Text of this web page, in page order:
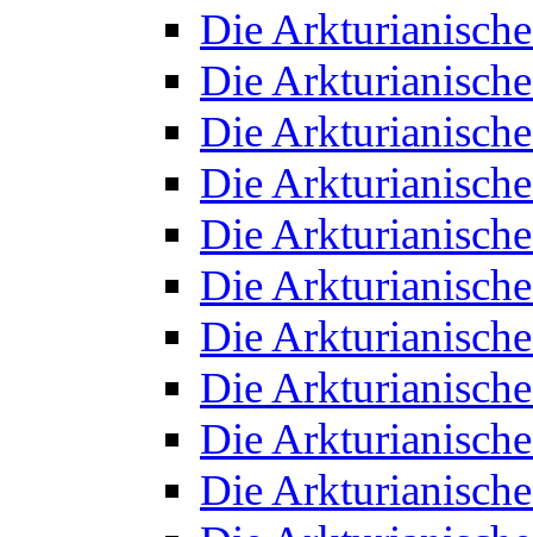
Die
Die
Die
Die
Die
Die
Die
Die
Die
Die